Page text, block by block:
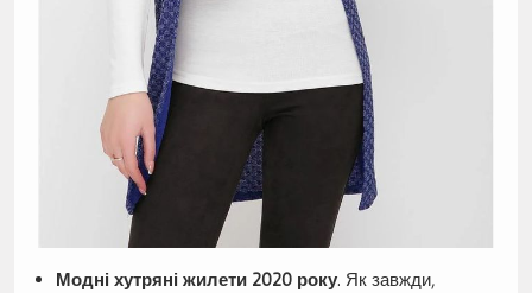
Модні хутряні жилети 2020 року. Як завжди,